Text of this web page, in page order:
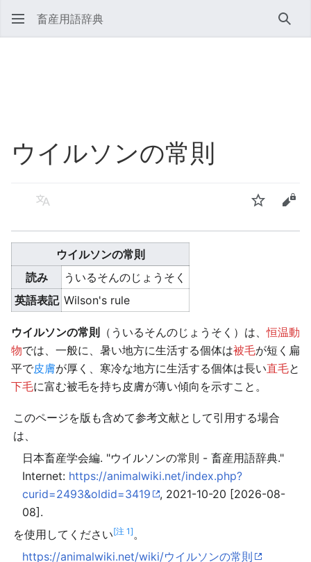
畜産用語辞典 検索
ウイルソンの常則
言語 ウォッチソ
ウイルソンの常則
読み
ういるそんのじょうそく
英語表記 Wilson's rule
ウイルソンの常則 （ういるそんのじょうそく）は、恒温動
物では、一般に、暑い地方に生活する個体は被毛が短く扁
平で皮膚が厚く、寒冷な地方に生活する個体は長い直毛と
下毛に富む被毛を持ち皮膚が薄い傾向を示すこと。
このページを版も含めて参考文献として引用する場合
は、
日本畜産学会編. "ウイルソンの常則 - 畜産用語辞典."
Internet: https://animalwiki.net/index.php?
curid=2493&oldid=3419
, 2021-10-20 [2026-08-
08].
を使用してください[注 1]。
https://animalwiki.net/wiki/ウイルソンの常則